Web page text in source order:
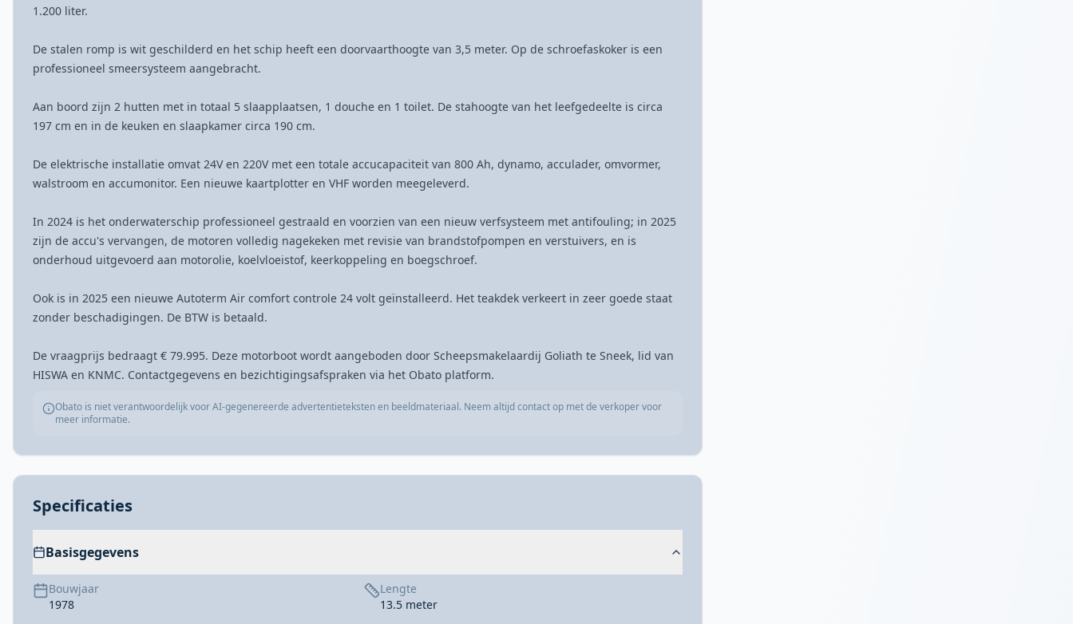
1.200 liter.
De stalen romp is wit geschilderd en het schip heeft een doorvaarthoogte van 3,5 meter. Op de schroefaskoker is een
professioneel smeersysteem aangebracht.
Aan boord zijn 2 hutten met in totaal 5 slaapplaatsen, 1 douche en 1 toilet. De stahoogte van het leefgedeelte is circa
197 cm en in de keuken en slaapkamer circa 190 cm.
De elektrische installatie omvat 24V en 220V met een totale accucapaciteit van 800 Ah, dynamo, acculader, omvormer,
walstroom en accumonitor. Een nieuwe kaartplotter en VHF worden meegeleverd.
In 2024 is het onderwaterschip professioneel gestraald en voorzien van een nieuw verfsysteem met antifouling; in 2025
zijn de accu's vervangen, de motoren volledig nagekeken met revisie van brandstofpompen en verstuivers, en is
onderhoud uitgevoerd aan motorolie, koelvloeistof, keerkoppeling en boegschroef.
Ook is in 2025 een nieuwe Autoterm Air comfort controle 24 volt geïnstalleerd. Het teakdek verkeert in zeer goede staat
zonder beschadigingen. De BTW is betaald.
De vraagprijs bedraagt € 79.995. Deze motorboot wordt aangeboden door Scheepsmakelaardij Goliath te Sneek, lid van
HISWA en KNMC. Contactgegevens en bezichtigingsafspraken via het Obato platform.
Obato is niet verantwoordelijk voor AI-gegenereerde advertentieteksten en beeldmateriaal. Neem altijd contact op met de verkoper voor
meer informatie.
Specificaties
Basisgegevens
Bouwjaar
1978
Lengte
13.5 meter